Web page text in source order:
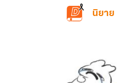
ข้ามไปยังเนื้อหาหลัก
นิยาย